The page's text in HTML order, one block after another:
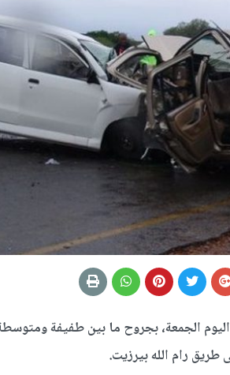
الجمعة، بجروح ما بين طفيفة
طريق رام الله بيرزيت.